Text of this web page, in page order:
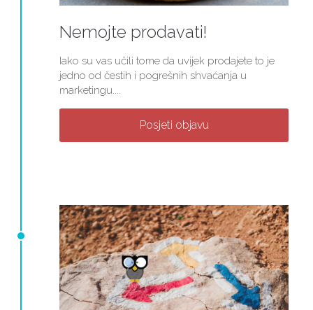
Nemojte prodavati!
Iako su vas učili tome da uvijek prodajete to je
jedno od čestih i pogrešnih shvaćanja u
marketingu....
Posjeti objavu